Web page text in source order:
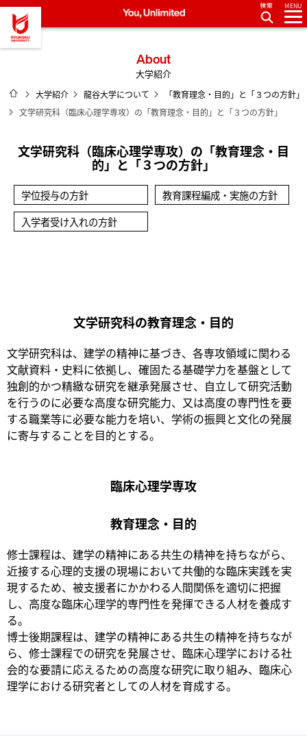
龍谷大学 You, Unlimited
MENU
About
大学紹介
ホーム
大学紹介 龍谷大学について
「教育理念・目的」と「３つの方針」
文学研究科（臨床心理学専攻）の「教育理念・目的」と「３つの方針」
文学研究科（臨床心理学専攻）の「教育理念・目
的」と「３つの方針」
学位授与の方針
教育課程編成・実施の方針
入学者受け入れの方針
文学研究科の教育理念・目的
文学研究科は、建学の精神に基づき、各専攻領域に関わる
文献資料・史料に依拠し、確固たる基礎学力を基盤として
独創的かつ精緻な研究を継承発展させ、自立して研究活動
を行うのに必要な高度な研究能力、又は高度の専門性を要
する職業等に必要な能力を培い、学術の振興と文化の発展
に寄与することを目的とする。
臨床心理学専攻
教育理念・目的
修士課程は、建学の精神にある共生の精神を持ちながら、
近接する心理的支援の現場において共働的な臨床実践を実
現するため、被支援者にかかわる人間関係を適切に把握
し、高度な臨床心理学的専門性を発揮できる人材を養成す
る。
博士後期課程は、建学の精神にある共生の精神を持ちなが
ら、修士課程での研究を発展させ、臨床心理学における社
会的な要請に応えるための高度な研究に取り組み、臨床心
理学における研究者としての人材を育成する。